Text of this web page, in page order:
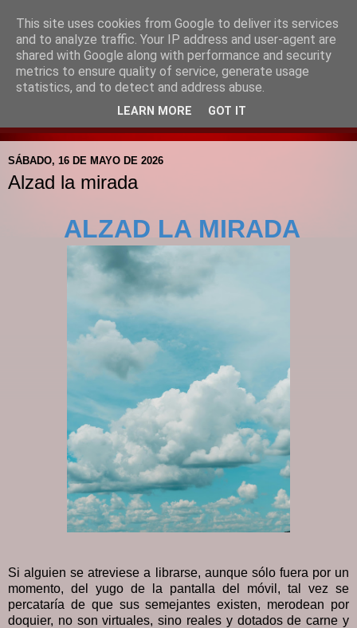
Blog de la Pastoral del
Colegio Santa Mª de la
Providencia
SÁBADO, 16 DE MAYO DE 2026
Alzad la mirada
ALZAD LA MIRADA
Si alguien se atreviese a librarse, aunque sólo fuera por un
momento, del yugo de la pantalla del móvil, tal vez se
percataría de que sus semejantes existen, merodean por
doquier, no son virtuales, sino reales y dotados de carne y
This site uses cookies from Google to deliver its services
and to analyze traffic. Your IP address and user-agent are
shared with Google along with performance and security
metrics to ensure quality of service, generate usage
statistics, and to detect and address abuse.
LEARN MORE GOT IT